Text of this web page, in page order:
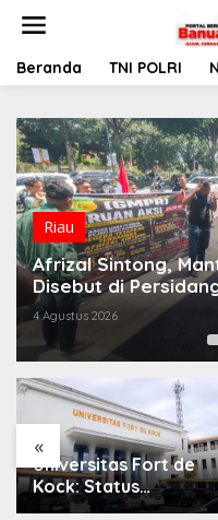
t
Beranda TNI POLRI
Riau
Afrizal Sintong,
Disebut di
Kejati, GMPR Desak
4 Agustus 2026
«
Universitas Fort de
Kock: Status
Kepemilikan Aset